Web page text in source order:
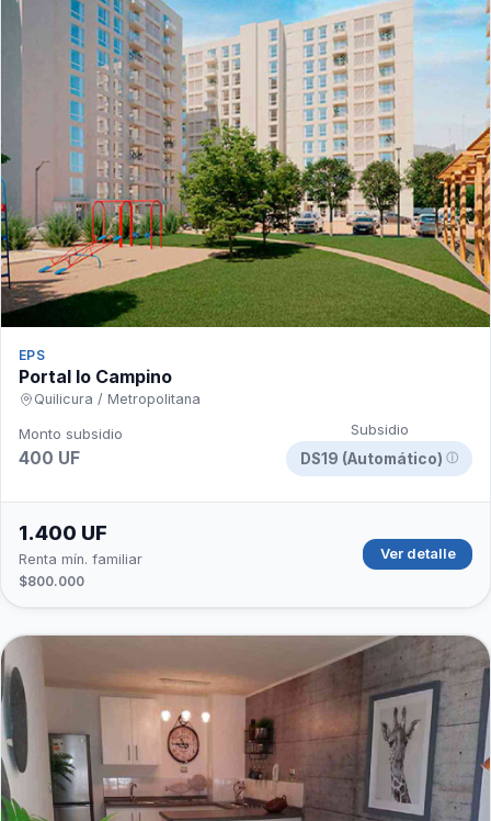
EPS
Portal lo Campino
Quilicura / Metropolitana
Monto subsidio
400 UF
Subsidio
DS19 (Automático) ⓘ
1.400 UF
Renta mín. familiar
$800.000
Ver detalle